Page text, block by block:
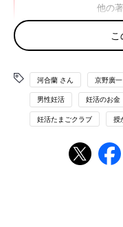
他の
（
書）
監
京
トク
河合蘭 さん 京野廣
男性妊活 妊活のお金
妊活たまごクラブ 授